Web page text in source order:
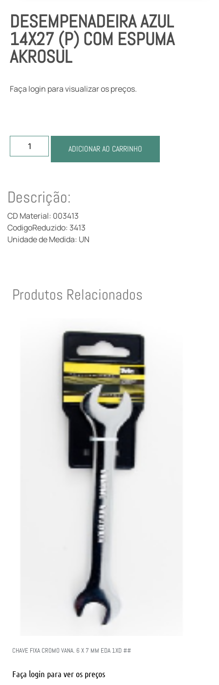
DESEMPENADEIRA AZUL
14X27 (P) COM ESPUMA
AKROSUL
Faça login para visualizar os preços.
ADICIONAR AO CARRINHO
Descrição:
CD Material: 003413
CodigoReduzido: 3413
Unidade de Medida: UN
Produtos Relacionados
CHAVE FIXA CROMO VANA. 6 X 7 MM EDA 1XD ##
Faça login para ver os preços